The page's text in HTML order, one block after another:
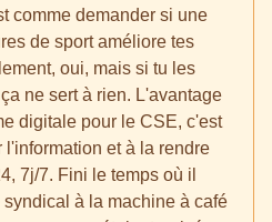
comme demander si une
de sport améliore tes
oui, mais si tu les
ne sert à rien. L'avantage
digitale pour le CSE, c'est
et à la rendre
7j/7. Fini le temps où il
à la machine à café